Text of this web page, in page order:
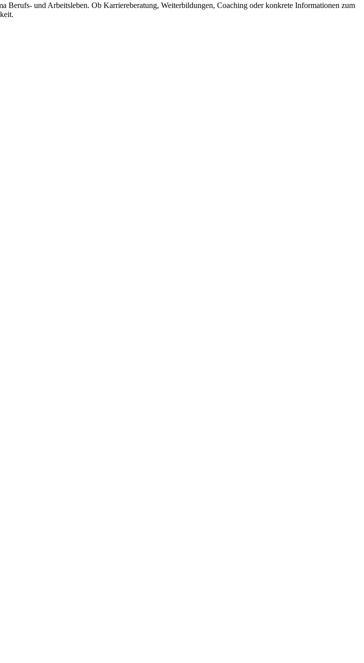
Berufs- und Arbeitsleben. Ob Karriereberatung, Weiterbildungen, Coaching oder konkrete Informationen zum